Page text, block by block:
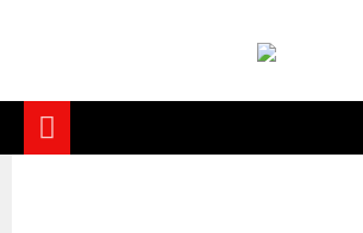
समाज
राजनीति